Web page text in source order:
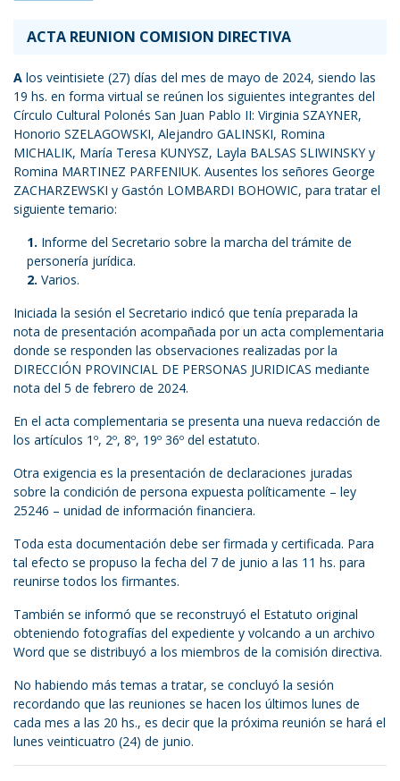
ACTA REUNION COMISION DIRECTIVA
A los veintisiete (27) días del mes de mayo de 2024, siendo las
19 hs. en forma virtual se reúnen los siguientes integrantes del
Círculo Cultural Polonés San Juan Pablo II: Virginia SZAYNER,
Honorio SZELAGOWSKI, Alejandro GALINSKI, Romina
MICHALIK, María Teresa KUNYSZ, Layla BALSAS SLIWINSKY y
Romina MARTINEZ PARFENIUK. Ausentes los señores George
ZACHARZEWSKI y Gastón LOMBARDI BOHOWIC, para tratar el
siguiente temario:
Informe del Secretario sobre la marcha del trámite de
personería jurídica.
Varios.
Iniciada la sesión el Secretario indicó que tenía preparada la
nota de presentación acompañada por un acta complementaria
donde se responden las observaciones realizadas por la
DIRECCIÓN PROVINCIAL DE PERSONAS JURIDICAS mediante
nota del 5 de febrero de 2024.
En el acta complementaria se presenta una nueva redacción de
los artículos 1º, 2º, 8º, 19º 36º del estatuto.
Otra exigencia es la presentación de declaraciones juradas
sobre la condición de persona expuesta políticamente – ley
25246 – unidad de información financiera.
Toda esta documentación debe ser firmada y certificada. Para
tal efecto se propuso la fecha del 7 de junio a las 11 hs. para
reunirse todos los firmantes.
También se informó que se reconstruyó el Estatuto original
obteniendo fotografías del expediente y volcando a un archivo
Word que se distribuyó a los miembros de la comisión directiva.
No habiendo más temas a tratar, se concluyó la sesión
recordando que las reuniones se hacen los últimos lunes de
cada mes a las 20 hs., es decir que la próxima reunión se hará el
lunes veinticuatro (24) de junio.